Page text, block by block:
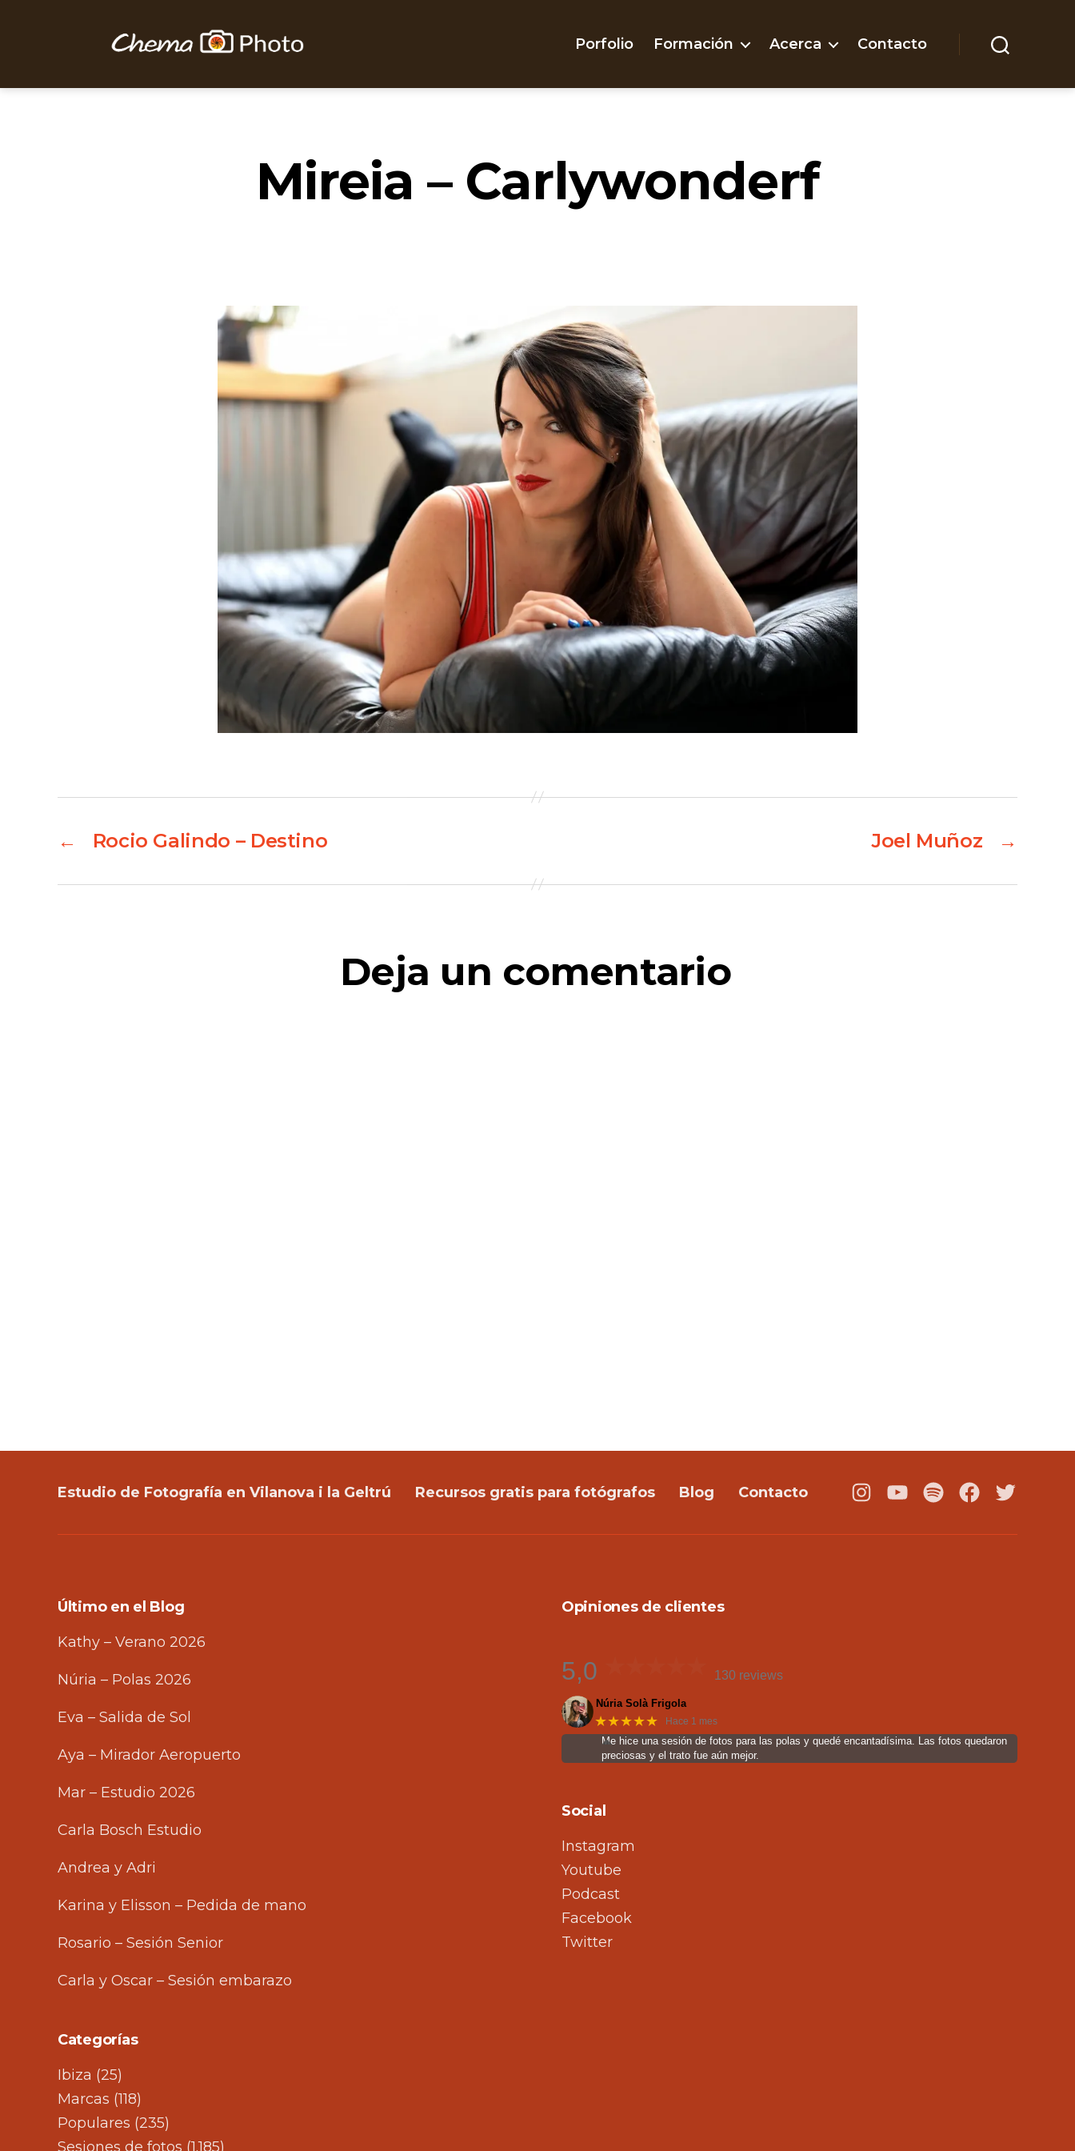
Chema
Porfolio Formación Acerca Contacto
Mireia – Carlywonderf
← Rocio Galindo – Destino →
Joel Muñoz
Deja un comentario
Estudio de Fotografía en Vilanova i la Geltrú Recursos gratis para fotógrafos Blog Contacto
Instagram
YoutubePodcastFacebook
Twitter
Último en el Blog
Kathy – Verano 2026
Núria – Polas 2026
Eva – Salida de Sol
Aya – Mirador Aeropuerto
Mar – Estudio 2026
Carla Bosch Estudio
Andrea y Adri
Karina y Elisson – Pedida de mano
Rosario – Sesión Senior
Carla y Oscar – Sesión embarazo
Categorías
Ibiza (25)
Marcas (118)
Populares (235)
Sesiones de fotos (1.185)
Opiniones de clientes
5,0 130 reviews
Núria Solà Frigola
★★★★★ Hace 1 mes
Me hice una sesión de fotos para las polas y quedé encantadísima. Las fotos quedaron
preciosas y el trato fue aún mejor.
Social
Instagram
Youtube
Podcast
Facebook
Twitter